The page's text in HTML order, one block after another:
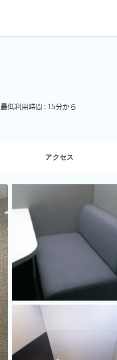
最低利用時間 : 15分から
アクセス